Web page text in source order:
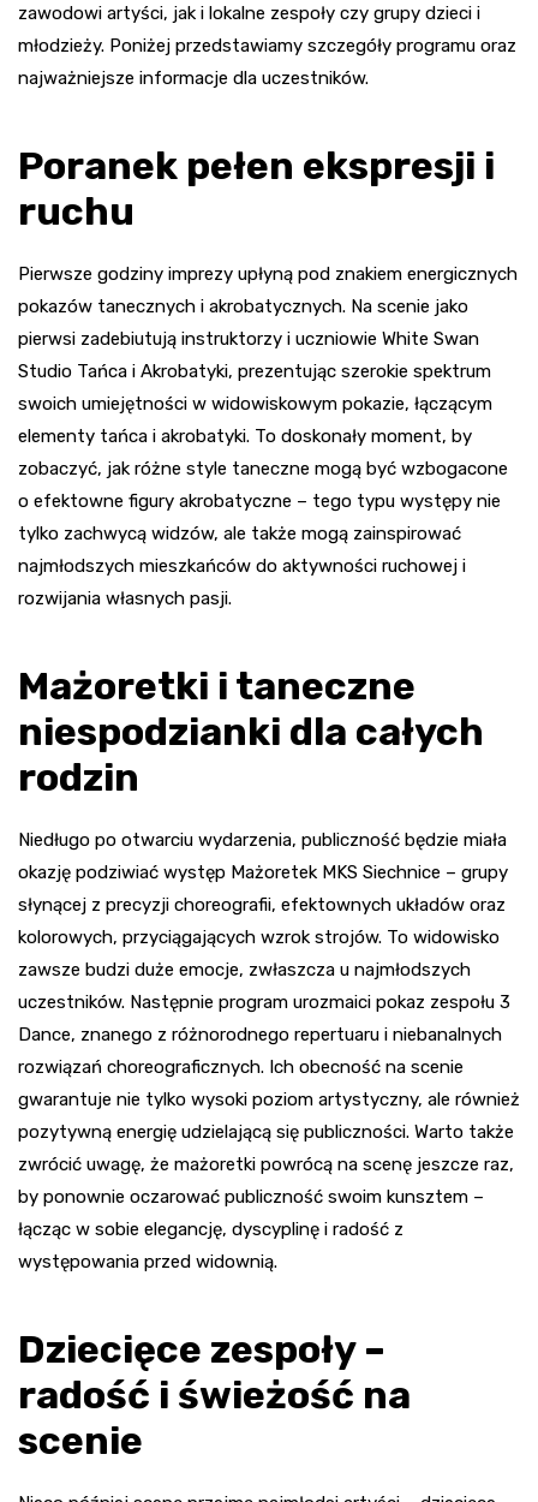
zawodowi artyści, jak i lokalne zespoły czy grupy dzieci i
młodzieży. Poniżej przedstawiamy szczegóły programu oraz
najważniejsze informacje dla uczestników.
Poranek pełen ekspresji i
ruchu
Pierwsze godziny imprezy upłyną pod znakiem energicznych
pokazów tanecznych i akrobatycznych. Na scenie jako
pierwsi zadebiutują instruktorzy i uczniowie White Swan
Studio Tańca i Akrobatyki, prezentując szerokie spektrum
swoich umiejętności w widowiskowym pokazie, łączącym
elementy tańca i akrobatyki. To doskonały moment, by
zobaczyć, jak różne style taneczne mogą być wzbogacone
o efektowne figury akrobatyczne – tego typu występy nie
tylko zachwycą widzów, ale także mogą zainspirować
najmłodszych mieszkańców do aktywności ruchowej i
rozwijania własnych pasji.
Mażoretki i taneczne
niespodzianki dla całych
rodzin
Niedługo po otwarciu wydarzenia, publiczność będzie miała
okazję podziwiać występ Mażoretek MKS Siechnice – grupy
słynącej z precyzji choreografii, efektownych układów oraz
kolorowych, przyciągających wzrok strojów. To widowisko
zawsze budzi duże emocje, zwłaszcza u najmłodszych
uczestników. Następnie program urozmaici pokaz zespołu 3
Dance, znanego z różnorodnego repertuaru i niebanalnych
rozwiązań choreograficznych. Ich obecność na scenie
gwarantuje nie tylko wysoki poziom artystyczny, ale również
pozytywną energię udzielającą się publiczności. Warto także
zwrócić uwagę, że mażoretki powrócą na scenę jeszcze raz,
by ponownie oczarować publiczność swoim kunsztem –
łącząc w sobie elegancję, dyscyplinę i radość z
występowania przed widownią.
Dziecięce zespoły –
radość i świeżość na
scenie